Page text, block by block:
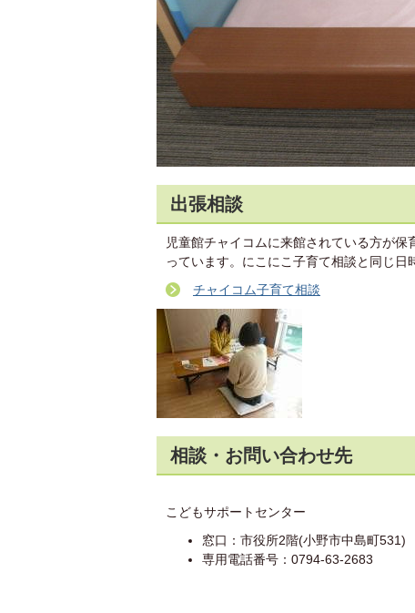
出張相談
児童館チャイコムに来館されている方が
っています。にこにこ子育て相談と同じ日
チャイコム子育て相談
相談・お問い合わせ先
こどもサポートセンター
窓口：市役所2階(小野市中島町531)
専用電話番号：0794-63-2683